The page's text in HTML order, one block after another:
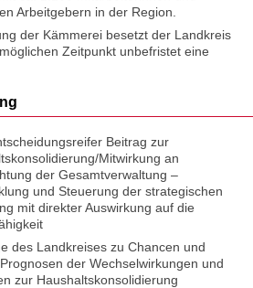
Arbeitgebern in der Region.
der Kämmerei besetzt der Landkreis
Zeitpunkt unbefristet eine
Beitrag zur
Mitwirkung an
der Gesamtverwaltung –
und Steuerung der strategischen
mit direkter Auswirkung auf die
des Landkreises zu Chancen und
der Wechselwirkungen und
zur Haushaltskonsolidierung